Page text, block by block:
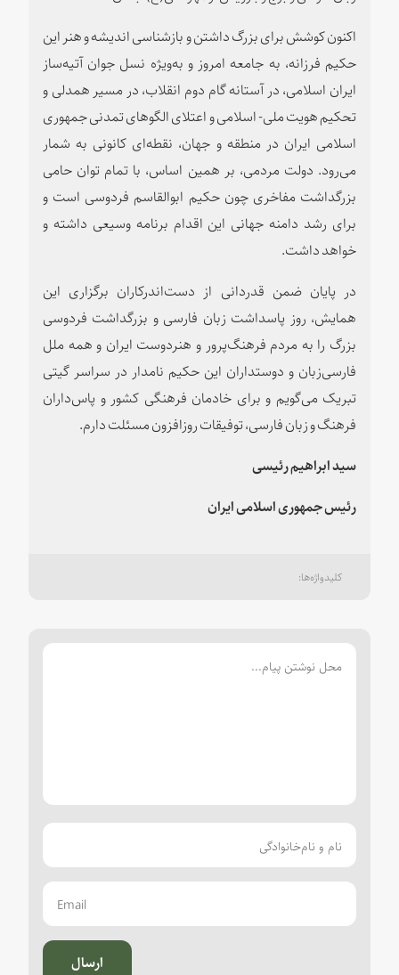
اکنون کوشش برای بزرگ داشتن و بازشناسی اندیشه و هنر این
حکیم فرزانه، به جامعه امروز و بهویژه نسل جوان آتیهساز
ایران اسلامی، در آستانه گام دوم انقلاب، در مسیر همدلی و
تحکیم هویت ملی- اسلامی و اعتلای الگوهای تمدنی جمهوری
اسلامی ایران در منطقه و جهان، نقطهای کانونی به شمار
میرود. دولت مردمی، بر همین اساس، با تمام توان حامی
بزرگداشت مفاخری چون حکیم ابوالقاسم فردوسی است و
برای رشد دامنه جهانی این اقدام برنامه وسیعی داشته و
خواهد داشت.
در پایان ضمن قدردانی از دست‌اندرکاران برگزاری این
همایش، روز پاسداشت زبان فارسی و بزرگداشت فردوسی
بزرگ را به مردم فرهنگپرور و هنردوست ایران و همه ملل
فارسیزبان و دوستداران این حکیم نامدار در سراسر گیتی
تبریک می‌گویم و برای خادمان فرهنگی کشور و پاس‌داران
فرهنگ و زبان فارسی، توفیقات روزافزون مسئلت دارم.
سید ابراهیم رئیسی
رئیس جمهوری اسلامی ایران
ارسال